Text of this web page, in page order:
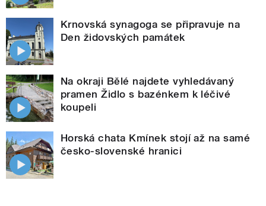
Krnovská synagoga se připravuje na
Den židovských památek
Na okraji Bělé najdete vyhledávaný
pramen Židlo s bazénkem k léčivé
koupeli
Horská chata Kmínek stojí až na samé
česko-slovenské hranici